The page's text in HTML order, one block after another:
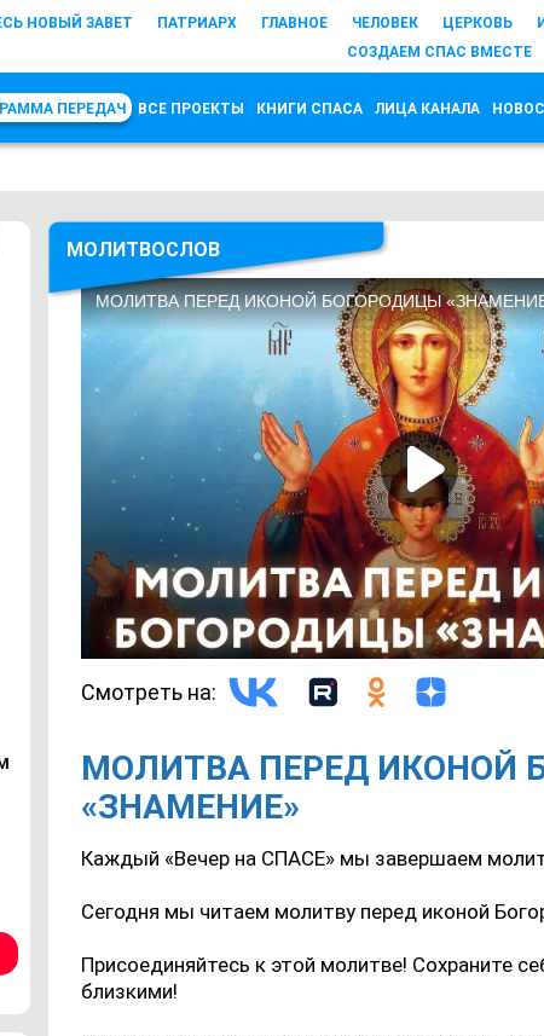
НОВЫЙ ЗАВЕТ ПАТРИАРХ ГЛАВНОЕ ЧЕЛОВЕК ЦЕРКОВЬ
СОЗДАЕМ СПАС ВМЕСТЕ
ПЕРЕДАЧ ВСЕ ПРОЕКТЫ КНИГИ СПАСА ЛИЦА КАНАЛА
МОЛИТВОСЛОВ
Смотреть на:
МОЛИТВА ПЕРЕД ИКОНОЙ
«ЗНАМЕНИЕ»
Каждый «Вечер на СПАСЕ» мы завершаем
Сегодня мы читаем молитву перед иконой
Присоединяйтесь к этой молитве! Сохраните
близкими!